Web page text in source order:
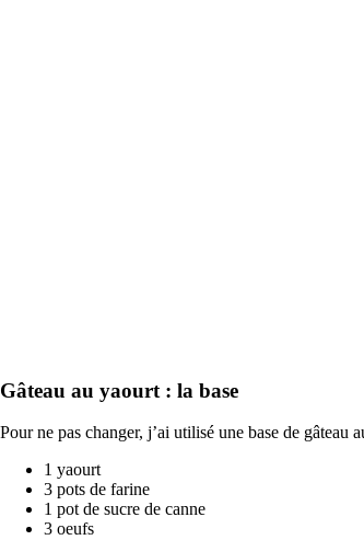
Gâteau au yaourt : la base
Pour ne pas changer, j’ai utilisé une base de gâteau
1 yaourt
3 pots de farine
1 pot de sucre de canne
3 oeufs